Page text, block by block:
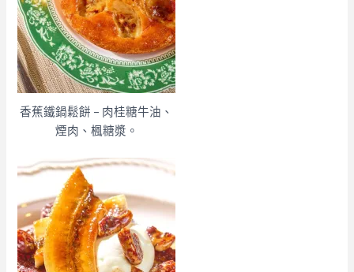
香蕉鐵鍋鬆餅 – 肉桂糖牛油、
煙肉、楓糖漿。